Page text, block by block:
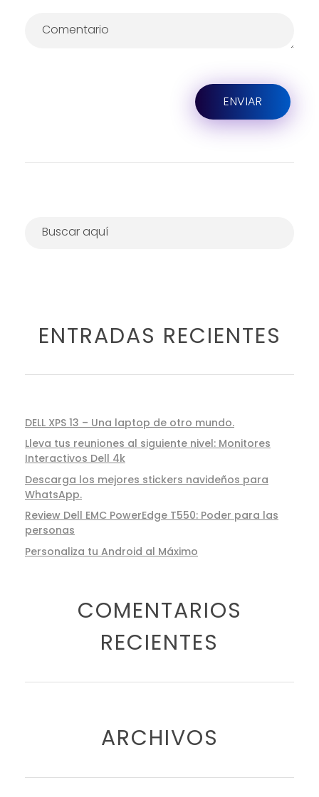
ENTRADAS RECIENTES
DELL XPS 13 – Una laptop de otro mundo.
Lleva tus reuniones al siguiente nivel: Monitores
Interactivos Dell 4k
Descarga los mejores stickers navideños para
WhatsApp.
Review Dell EMC PowerEdge T550: Poder para las
personas
Personaliza tu Android al Máximo
COMENTARIOS
RECIENTES
ARCHIVOS